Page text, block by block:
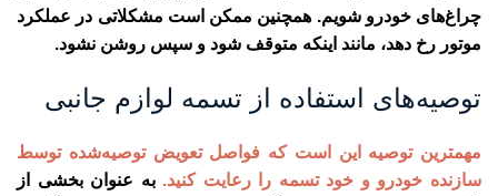
چراغ‌های خودرو شویم. همچنین ممکن است مشکلاتی در عملکرد
موتور رخ دهد، مانند اینکه متوقف شود و سپس روشن نشود.
توصیه‌های استفاده از تسمه لوازم جانبی
مهمترین توصیه این است که فواصل تعویض توصیه‌شده توسط
سازنده خودرو و خود تسمه را رعایت کنید. به عنوان بخشی از